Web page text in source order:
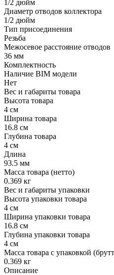
1/2 дюйм
Диаметр отводов коллектора
1/2 дюйм
Тип присоединения
Резьба
Межосевое расстояние отводов
36 мм
Комплектность
Наличие BIM модели
Нет
Вес и габариты товара
Высота товара
4 см
Ширина товара
16.8 см
Глубина товара
4 см
Длина
93.5 мм
Масса товара (нетто)
0.369 кг
Вес и габариты упаковки
Высота упаковки товара
4 см
Ширина упаковки товара
16.8 см
Глубина упаковки товара
4 см
Масса товара с упаковкой
0.369 кг
Описание